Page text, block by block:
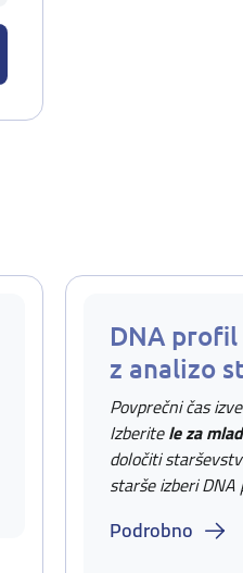
DNA profil
z analizo
Povprečni čas
Izberitele za
določiti
starše izberi DNA
Podrobno